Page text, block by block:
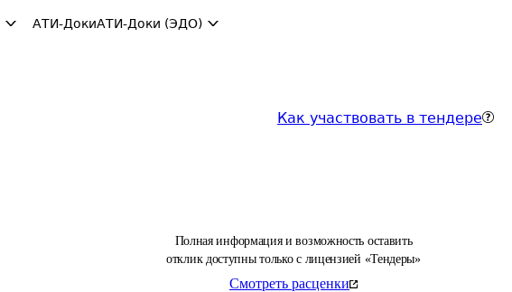
АТИ-ДокиАТИ-Доки (ЭДО)
Как участвовать в тендере
Полная информация и возможность оставить
отклик доступны только с лицензией «Тендеры»
Смотреть расценки